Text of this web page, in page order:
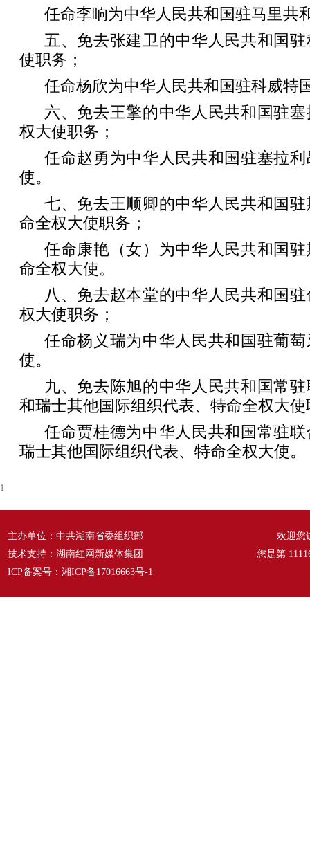
任命李响为中华人民共和国驻马里共
五、免去张建卫的中华人民共和国
使职务；
任命杨欣为中华人民共和国驻科威特
六、免去王擎的中华人民共和国驻
权大使职务；
任命赵勇为中华人民共和国驻塞拉
使。
七、免去王顺卿的中华人民共和国
命全权大使职务；
任命康艳（女）为中华人民共和国
命全权大使。
八、免去赵本堂的中华人民共和国
权大使职务；
任命杨义瑞为中华人民共和国驻葡
使。
九、免去陈旭的中华人民共和国常
和瑞士其他国际组织代表、特命全权大使
任命贾桂德为中华人民共和国常驻
瑞士其他国际组织代表、特命全权大使。
1
主办单位：中共湖南省委组织部
技术支持：湖南红网新媒体集团
ICP备案号： 湘ICP备17016663号-1
欢迎您
您是第